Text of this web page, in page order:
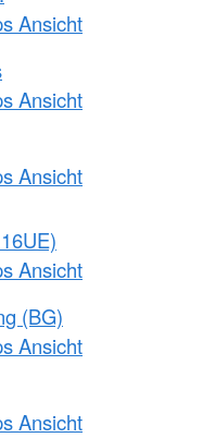
Ansicht
Ansicht
Ansicht
Ansicht
(BG)
Ansicht
Ansicht